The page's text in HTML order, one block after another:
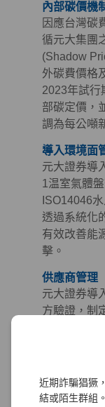
近期詐騙猖獗
結或陌生群組
內部碳價機
因應台灣碳
循元大集團
(Shadow
外碳費價格
2023年試行
部碳定價，
調為每公噸
導入環境面
元大證券導
1温室氣體
ISO14046
透過系統化
有效改善能
擊。
供應商管理
元大證券導
方驗證，制
與管理機
《聯合國世
購指南」，
向出發，將